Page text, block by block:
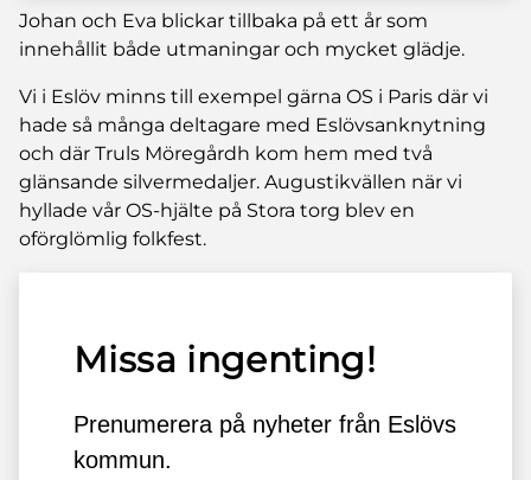
Johan och Eva blickar tillbaka på ett år som
innehållit både utmaningar och mycket glädje.
Vi i Eslöv minns till exempel gärna OS i Paris där vi
hade så många deltagare med Eslövsanknytning
och där Truls Möregårdh kom hem med två
glänsande silvermedaljer. Augustikvällen när vi
hyllade vår OS-hjälte på Stora torg blev en
oförglömlig folkfest.
Missa ingenting!
Prenumerera på nyheter från Eslövs
kommun.